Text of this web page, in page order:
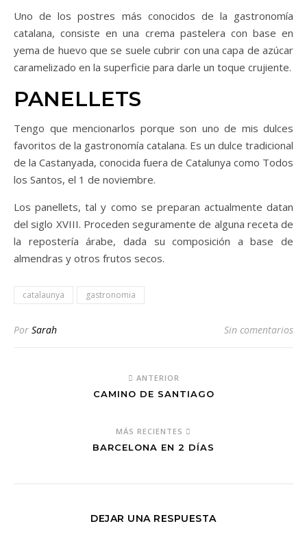
Uno de los postres más conocidos de la gastronomía
catalana, consiste en una crema pastelera con base en
yema de huevo que se suele cubrir con una capa de azúcar
caramelizado en la superficie para darle un toque crujiente.
PANELLETS
Tengo que mencionarlos porque son uno de mis dulces
favoritos de la gastronomía catalana. Es un dulce tradicional
de la Castanyada, conocida fuera de Catalunya como Todos
los Santos, el 1 de noviembre.
Los panellets, tal y como se preparan actualmente datan
del siglo XVIII. Proceden seguramente de alguna receta de
la repostería árabe, dada su composición a base de
almendras y otros frutos secos.
catalaunya gastronomia
Por Sarah Sin comentarios
ANTERIOR
CAMINO DE SANTIAGO
MÁS RECIENTES
BARCELONA EN 2 DÍAS
DEJAR UNA RESPUESTA